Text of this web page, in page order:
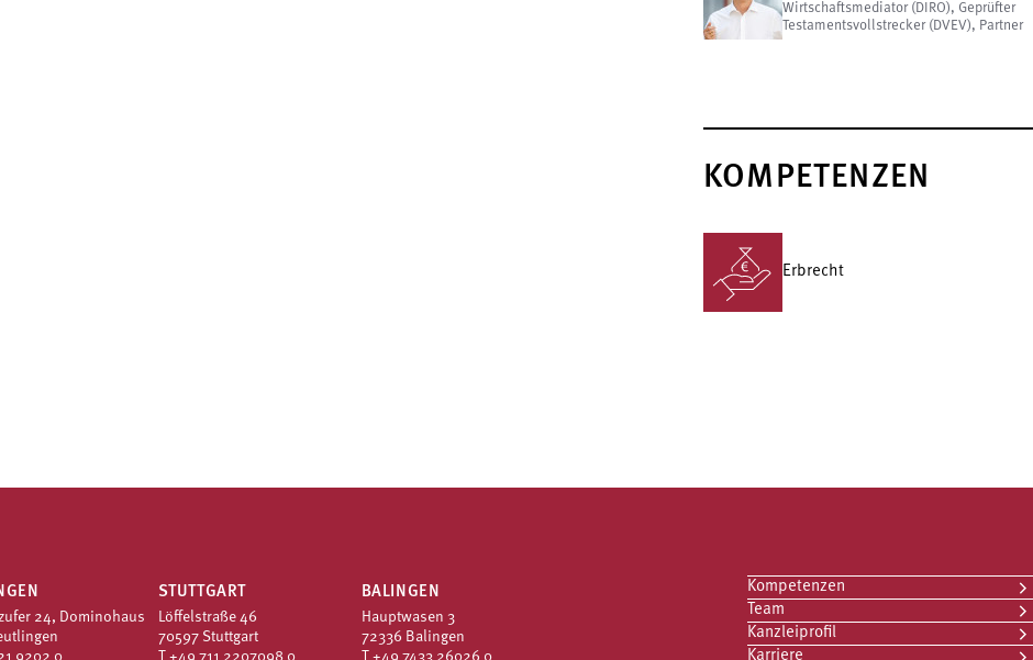
Wirtschaftsmediator (DIRO), Geprüfter
Testamentsvollstrecker (DVEV), Partner
KOMPETENZEN
Erbrecht
24, Dominohaus
STUTTGART
Löffelstraße 46
70597 Stuttgart
BALINGEN
Hauptwasen 3
72336 Balingen
Kompetenzen
Team
Kanzleiprofil
Karriere